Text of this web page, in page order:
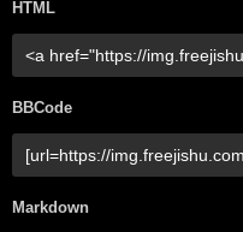
HTML
BBCode
Markdown